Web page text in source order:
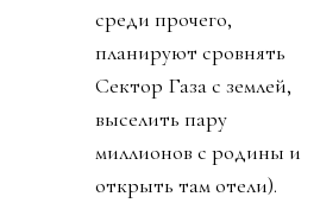
среди прочего,
планируют сровнять
Сектор Газа с землей,
выселить пару
миллионов с родины и
открыть там отели).